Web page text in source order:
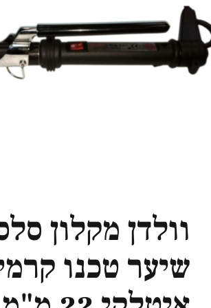
וולדן מקלון
שיער טכנו